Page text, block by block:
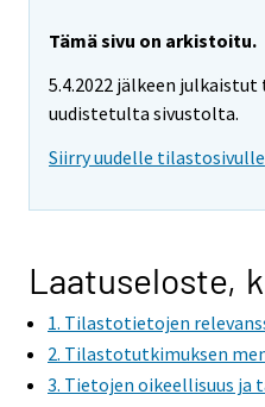
Tämä sivu on arkistoitu.
5.4.2022 jälkeen
uudistetulta sivustolta.
Siirry uudelle tilastosivulle
Laatuseloste,
1. Tilastotietojen
2. Tilastotutkimuksen
3. Tietojen oikeellisuus ja